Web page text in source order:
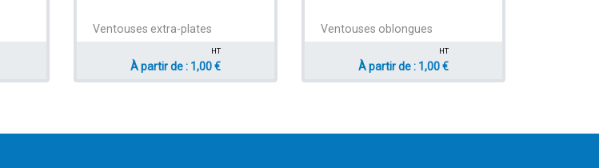
Ventouses extra-plates
HT
À partir de : 1,00 €
Ventouses oblongues
HT
À partir de : 1,00 €